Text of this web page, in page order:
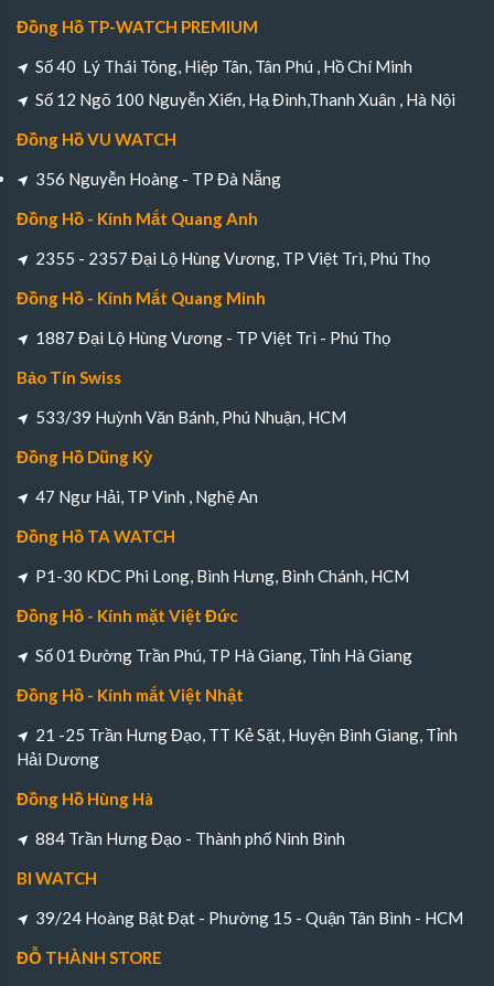
Đồng Hồ TP-WATCH PREMIUM
Số 40 Lý Thái Tông, Hiệp Tân, Tân Phú , Hồ Chí Minh
Số 12 Ngõ 100 Nguyễn Xiển, Hạ Đình,Thanh Xuân , Hà Nội
Đồng Hồ VU WATCH
356 Nguyễn Hoàng - TP Đà Nẵng
Đồng Hồ - Kính Mắt Quang Anh
2355 - 2357 Đại Lộ Hùng Vương, TP Việt Trì, Phú Thọ
Đồng Hồ - Kính Mắt Quang Minh
1887 Đại Lộ Hùng Vương - TP Việt Trì - Phú Thọ
Bảo Tín Swiss
533/39 Huỳnh Văn Bánh, Phú Nhuận, HCM
Đồng Hồ Dũng Kỳ
47 Ngư Hải, TP Vinh , Nghệ An
Đồng Hồ TA WATCH
P1-30 KDC Phi Long, Bình Hưng, Bình Chánh, HCM
Đồng Hồ - Kính mặt Việt Đức
Số 01 Đường Trần Phú, TP Hà Giang, Tỉnh Hà Giang
Đồng Hồ - Kính mắt Việt Nhật
21 -25 Trần Hưng Đạo, TT Kẻ Sặt, Huyện Bình Giang, Tỉnh
Hải Dương
Đồng Hồ Hùng Hà
884 Trần Hưng Đạo - Thành phố Ninh Bình
BI WATCH
39/24 Hoàng Bật Đạt - Phường 15 - Quận Tân Bình - HCM
ĐỖ THÀNH STORE